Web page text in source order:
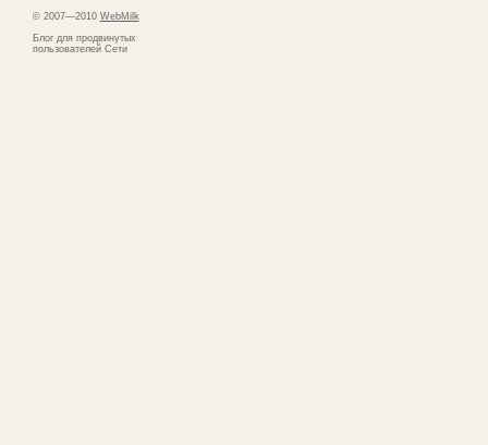
© 2007—2010 WebMilk
Блог для продвинутых
пользователей Сети